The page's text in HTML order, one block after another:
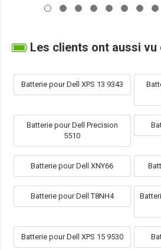
Les clients ont aussi
Batterie pour Dell XPS 13 9343
Batterie pour Dell Precision
5510
Batterie pour Dell XNY66
Batterie pour Dell T8NH4
Batterie pour Dell XPS 15 9530